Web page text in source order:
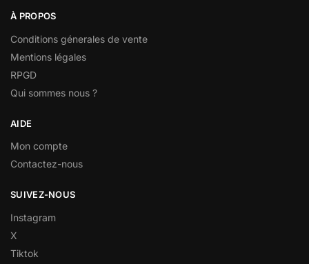
À PROPOS
Conditions génerales de vente
Mentions légales
RPGD
Qui sommes nous ?
AIDE
Mon compte
Contactez-nous
SUIVEZ-NOUS
Instagram
X
Tiktok